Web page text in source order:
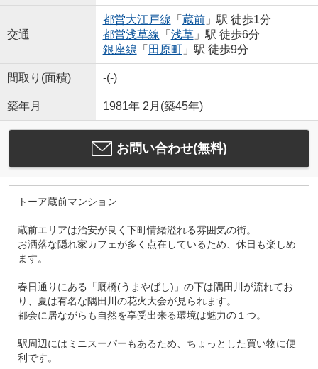
交通
都営大江戸線 「 蔵前」駅 徒歩1分
都営浅草線 「 浅草」駅 徒歩6分
銀座線 「 田原町」駅 徒歩9分
間取り(面積) -(-)
築年月 1981年 2月(築45年)
お問い合わせ(無料)
トーア蔵前マンション
蔵前エリアは治安が良く下町情緒溢れる雰囲気の街。
お洒落な隠れ家カフェが多く点在しているため、休日も楽しめ
ます。
春日通りにある「厩橋(うまやばし)」の下は隅田川が流れてお
り、夏は有名な隅田川の花火大会が見られます。
都会に居ながらも自然を享受出来る環境は魅力の１つ。
駅周辺にはミニスーパーもあるため、ちょっとした買い物に便
利です。